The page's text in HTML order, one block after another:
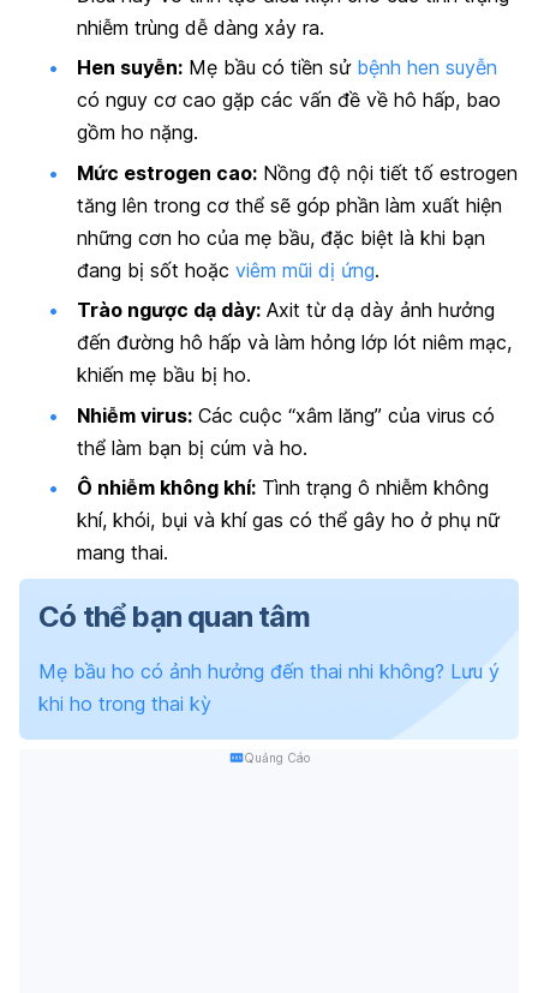
nhiễm trùng dễ dàng xảy ra.
Hen suyễn: Mẹ bầu có tiền sử bệnh hen suyễn
có nguy cơ cao gặp các vấn đề về hô hấp, bao
gồm ho nặng.
Mức estrogen cao: Nồng độ nội tiết tố estrogen
tăng lên trong cơ thể sẽ góp phần làm xuất hiện
những cơn ho của mẹ bầu, đặc biệt là khi bạn
đang bị sốt hoặc viêm mũi dị ứng.
Trào ngược dạ dày: Axit từ dạ dày ảnh hưởng
đến đường hô hấp và làm hỏng lớp lót niêm mạc,
khiến mẹ bầu bị ho.
Nhiễm virus: Các cuộc “xâm lăng” của virus có
thể làm bạn bị cúm và ho.
Ô nhiễm không khí: Tình trạng ô nhiễm không
khí, khói, bụi và khí gas có thể gây ho ở phụ nữ
mang thai.
Có thể bạn quan tâm
Mẹ bầu ho có ảnh hưởng đến thai nhi không? Lưu ý
khi ho trong thai kỳ
Quảng Cáo